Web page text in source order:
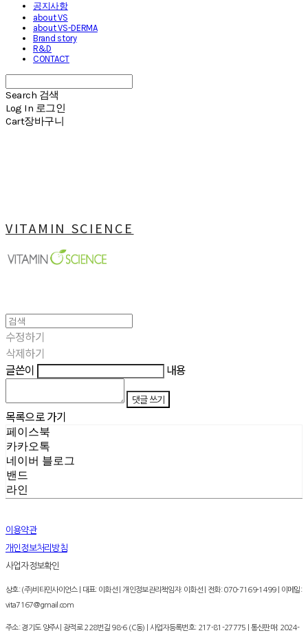
공지사항
about VS
about VS-DERMA
Brand story
R&D
CONTACT
Search 검색
Log In 로그인
Cart장바구니
VITAMIN SCIENCE
수정하기
삭제하기
글쓴이
내용
댓글 쓰기
목록으로 가기
페이스북
카카오톡
네이버 블로그
밴드
라인
이용약관
개인정보처리방침
사업자정보확인
상호: (주)비타민사이언스 | 대표: 이화선 | 개인정보관리책임자: 이화선 | 전화: 070-7169-1499 | 이메일:
vita7167@gmail.com
주소: 경기도 양주시 광적로 228번길 98-6 (C동) | 사업자등록번호: 217-81-27775 | 통신판매: 2024-